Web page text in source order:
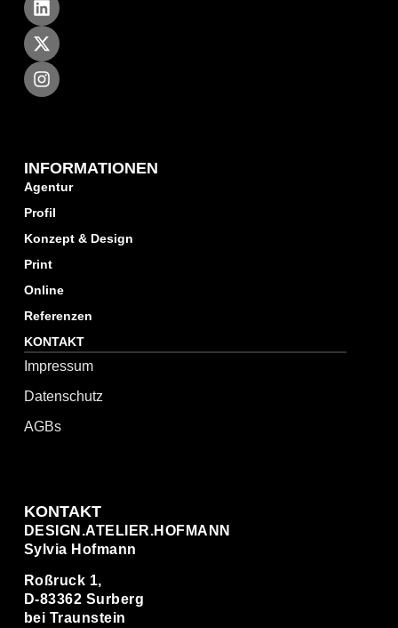
INFORMATIONEN
Agentur
Profil
Konzept & Design
Print
Online
Referenzen
KONTAKT
Impressum
Datenschutz
AGBs
KONTAKT
DESIGN.ATELIER.HOFMANN
Sylvia Hofmann
Roßruck 1,
D-83362 Surberg
bei Traunstein